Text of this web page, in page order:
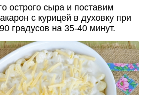
острого сыра и поставим
с курицей в духовку при
градусов на 35-40 минут.